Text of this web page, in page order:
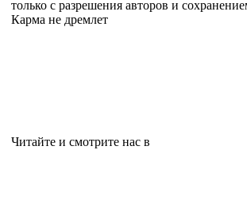
только с разрешения авторов и
Карма не дремлет
Читайте и смотрите нас в